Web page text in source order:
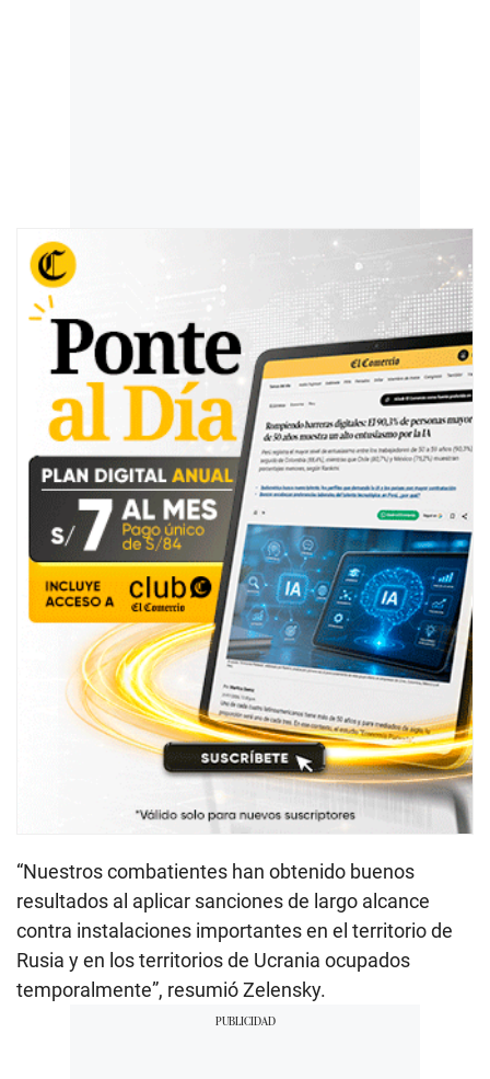
“Nuestros combatientes han obtenido buenos
resultados al aplicar sanciones de largo alcance
contra instalaciones importantes en el territorio de
Rusia y en los territorios de Ucrania ocupados
temporalmente”, resumió Zelensky.